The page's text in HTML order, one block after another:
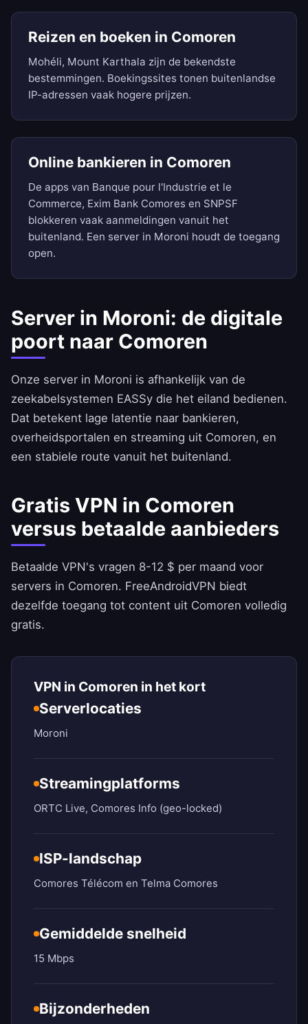
Reizen en boeken in Comoren
Mohéli, Mount Karthala zijn de bekendste
bestemmingen. Boekingssites tonen buitenlandse
IP-adressen vaak hogere prijzen.
Online bankieren in Comoren
De apps van Banque pour l'Industrie et le
Commerce, Exim Bank Comores en SNPSF
blokkeren vaak aanmeldingen vanuit het
buitenland. Een server in Moroni houdt de toegang
open.
Server in Moroni: de digitale
poort naar Comoren
Onze server in Moroni is afhankelijk van de
zeekabelsystemen EASSy die het eiland bedienen.
Dat betekent lage latentie naar bankieren,
overheidsportalen en streaming uit Comoren, en
een stabiele route vanuit het buitenland.
Gratis VPN in Comoren
versus betaalde aanbieders
Betaalde VPN's vragen 8-12 $ per maand voor
servers in Comoren. FreeAndroidVPN biedt
dezelfde toegang tot content uit Comoren volledig
gratis.
VPN in Comoren in het kort
Serverlocaties
Moroni
Streamingplatforms
ORTC Live, Comores Info (geo-locked)
ISP-landschap
Comores Télécom en Telma Comores
Gemiddelde snelheid
15 Mbps
Bijzonderheden